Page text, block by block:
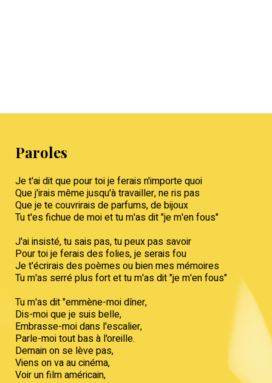
Paroles
Je t'ai dit que pour toi je ferais n'importe quoi
Que j'irais même jusqu'à travailler, ne ris pas
Que je te couvrirais de parfums, de bijoux
Tu t'es fichue de moi et tu m'as dit "je m'en fous"
J'ai insisté, tu sais pas, tu peux pas savoir
Pour toi je ferais des folies, je serais fou
Je t'écrirais des poèmes ou bien mes mémoires
Tu m'as serré plus fort et tu m'as dit "je m'en fous"
Tu m'as dit "emmène-moi dîner,
Dis-moi que je suis belle,
Embrasse-moi dans l'escalier,
Parle-moi tout bas à l'oreille.
Demain on se lève pas,
Viens on va au cinéma,
Voir un film américain,